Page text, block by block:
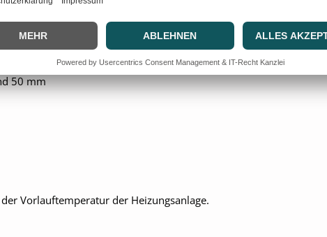
im Lieferumfang enthalten
50 mm
Vorlauftemperatur der Heizungsanlage.